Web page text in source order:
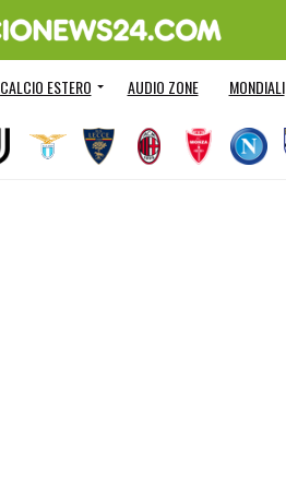
CALCIO ESTERO AUDIO ZONE MONDIALI